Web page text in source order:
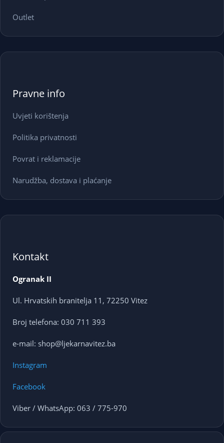
Outlet
Pravne info
Uvjeti korištenja
Politika privatnosti
Povrat i reklamacije
Narudžba, dostava i plaćanje
Kontakt
Ogranak II
Ul. Hrvatskih branitelja 11, 72250 Vitez
Broj telefona: 030 711 393
e-mail: shop@ljekarnavitez.ba
Instagram
Facebook
Viber / WhatsApp: 063 / 775-970